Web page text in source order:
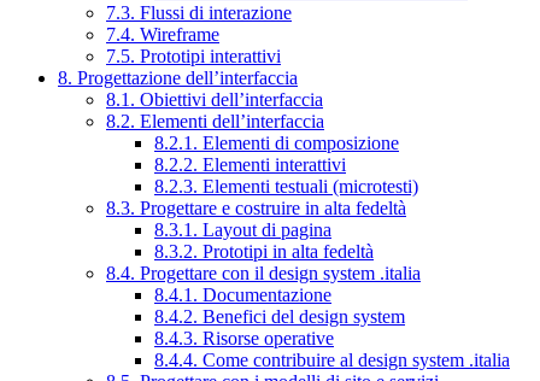
7.3. Flussi di interazione
7.4. Wireframe
7.5. Prototipi interattivi
8. Progettazione dell’interfaccia
8.1. Obiettivi dell’interfaccia
8.2. Elementi dell’interfaccia
8.2.1. Elementi di composizione
8.2.2. Elementi interattivi
8.2.3. Elementi testuali (microtesti)
8.3. Progettare e costruire in alta fedeltà
8.3.1. Layout di pagina
8.3.2. Prototipi in alta fedeltà
8.4. Progettare con il design system .italia
8.4.1. Documentazione
8.4.2. Benefici del design system
8.4.3. Risorse operative
8.4.4. Come contribuire al design system .italia